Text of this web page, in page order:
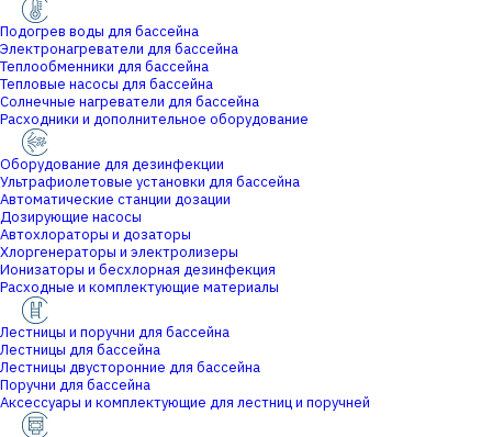
Подогрев воды для бассейна
Электронагреватели для бассейна
Теплообменники для бассейна
Тепловые насосы для бассейна
Солнечные нагреватели для бассейна
Расходники и дополнительное оборудование
Оборудование для дезинфекции
Ультрафиолетовые установки для бассейна
Автоматические станции дозации
Дозирующие насосы
Автохлораторы и дозаторы
Хлоргенераторы и электролизеры
Ионизаторы и бесхлорная дезинфекция
Расходные и комплектующие материалы
Лестницы и поручни для бассейна
Лестницы для бассейна
Лестницы двусторонние для бассейна
Поручни для бассейна
Аксессуары и комплектующие для лестниц и поручней